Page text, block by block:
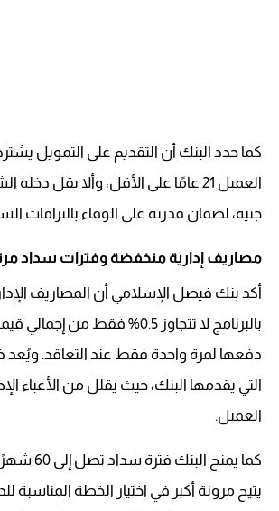
كما حدد البنك أن التقديم على التمويل
جنيه، لضمان قدرته على الوفاء بالتزامات
مصاريف إدارية منخفضة وفترات سداد
أكد بنك فيصل الإسلامي أن المصاريف
بالبرنامج لا تتجاوز 0.5% فقط من
دفعها لمرة واحدة فقط عند التعاقد. ويُعد
التي يقدمها البنك، حيث يقلل من الأعباء
العميل.
يتيح مرونة أكبر في اختيار الخطة المناسبة